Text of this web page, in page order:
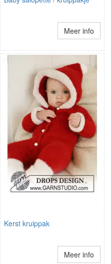
Meer info
Kerst kruippak
Meer info